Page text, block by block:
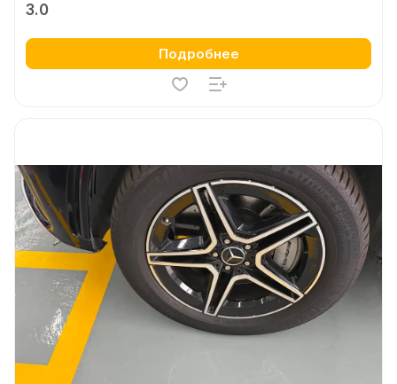
3.0
Подробнее